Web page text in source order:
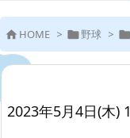
 HOME > 野球 > 
2023年5月4日(木)